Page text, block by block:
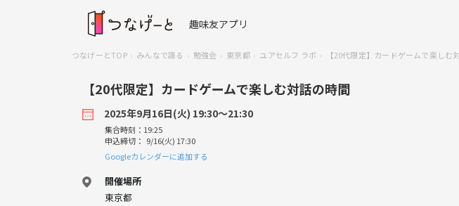
趣味友アプリ
つなげーとTOP みんなで語る 勉強会 東京都 ユアセルフ ラボ 【20代限定】カードゲームで楽しむ
【20代限定】カードゲームで楽しむ対話の時間
2025年9月16日(火) 19:30〜21:30
集合時刻：19:25
申込締切： 9/16(火) 17:30
Googleカレンダーに追加する
開催場所
東京都